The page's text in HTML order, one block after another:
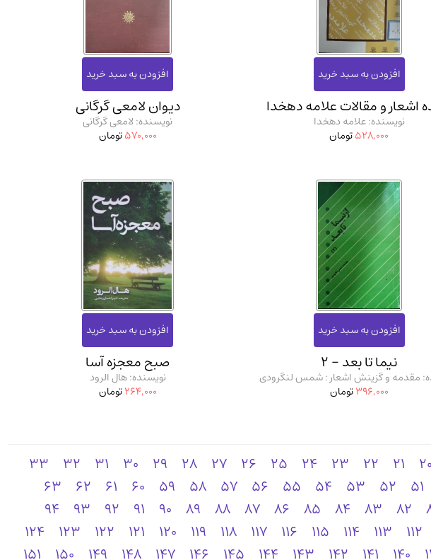
اشعار و مقالات علامه دهخدا
نویسنده: علامه دهخدا
528,000تومان
دیوان لامعی گرگانی
نویسنده: لامعی گرگانی
570,000تومان
نیما تا بعد - 2
مقدمه و گزینش اشعار : شمس لنگرودی
396,000تومان
صبح معجزه آسا
نویسنده: هال الرود
264,000تومان
20
21
22
23
24
25
26
27
28
29
30
31
32
33
51
52
53
54
55
56
57
58
59
60
61
62
63
82
83
84
85
86
87
88
89
90
91
92
93
94
112
113
114
115
116
117
118
119
120
121
122
123
124
140
141
142
143
144
145
146
147
148
149
150
151